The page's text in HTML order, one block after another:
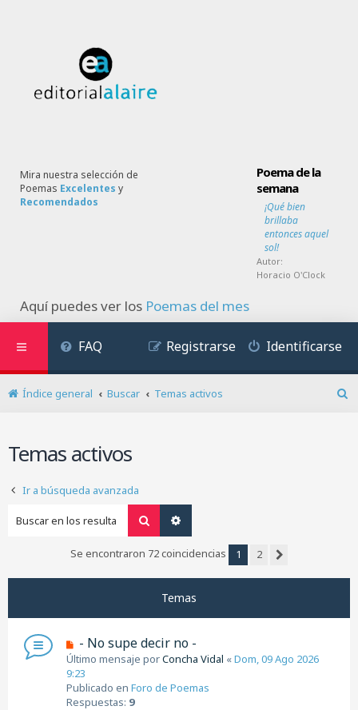
Mira nuestra selección de
Poemas Excelentes y
Recomendados
Poema de la
semana
¡Qué bien
brillaba
entonces aquel
sol!
Autor:
Horacio O'Clock
Aquí puedes ver los Poemas del mes
FAQ Identificarse
Registrarse
Índice general Buscar
Temas activos
Temas activos
Ir a búsqueda avanzada
Buscar
Se encontraron 72 coincidencias 1
2
Temas
u
e
v
o
- No supe decir no -
Último mensaje porConcha Vidal «Dom, 09 Ago 2026
9:23
Publicado en Foro de Poemas
Respuestas: 9